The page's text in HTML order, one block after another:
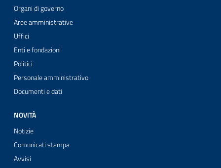
Organi di governo
Aree amministrative
Uffici
Enti e fondazioni
Politici
Personale amministrativo
Documenti e dati
NOVITÀ
Notizie
Comunicati stampa
Avvisi